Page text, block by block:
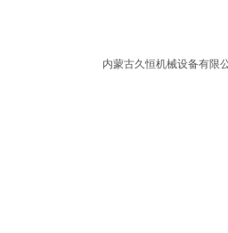
内蒙古久恒机械设备有限